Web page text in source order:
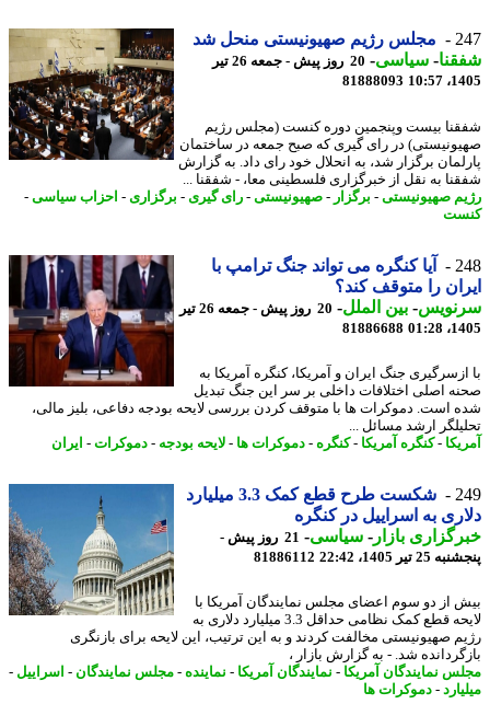
مجلس رژیم صهیونیستی منحل شد
-سیاسی-
20 روز پیش - جمعه 26 تیر
81888093
بیست وپنجمین دوره کنست (مجلس رژیم
در رای گیری که صبح جمعه در ساختمان
برگزار شد، به انحلال خود رای داد. به گزارش
به نقل از خبرگزاری فلسطینی معا، - شفقنا ...
صهیونیستی-برگزار - صهیونیستی-رای گیری- برگزاری - احزاب سیاسی-
آیا کنگره می تواند جنگ ترامپ با
را متوقف کند؟
-بین الملل-
20 روز پیش - جمعه 26 تیر
81886688
جنگ ایران و آمریکا، کنگره آمریکا به
اصلی اختلافات داخلی بر سر این جنگ تبدیل
است. دموکرات ها با متوقف کردن بررسی لایحه بودجه دفاعی، بلیز مالی،
ارشد مسائل ...
- کنگره آمریکا- کنگره-دموکرات ها- لایحه بودجه-دموکرات- ایران
شکست طرح قطع کمک 3.3 میلیارد
به اسراییل در کنگره
بازار- سیاسی-
21 روز پیش -
تیر 1405، 22:42
81886112
از دو سوم اعضای مجلس نمایندگان آمریکا با
لایحه قطع کمک نظامی حداقل 3.3 میلیارد دلاری به
صهیونیستی مخالفت کردند و به این ترتیب، این لایحه برای بازنگری
شد. - به گزارش بازار ،
نمایندگان آمریکا- نمایندگان آمریکا- نماینده-مجلس نمایندگان-اسراییل
-دموکرات ها